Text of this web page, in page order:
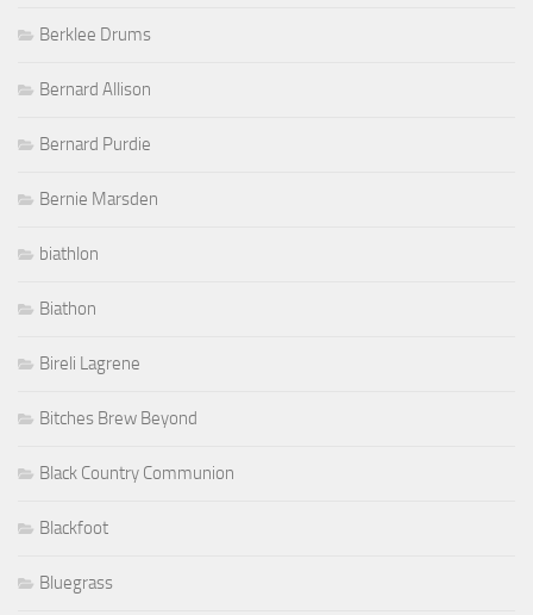
Berklee Drums
Bernard Allison
Bernard Purdie
Bernie Marsden
biathlon
Biathon
Bireli Lagrene
Bitches Brew Beyond
Black Country Communion
Blackfoot
Bluegrass